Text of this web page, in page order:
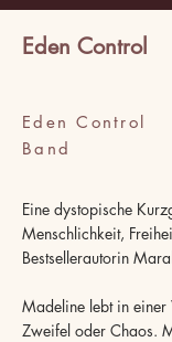
Eden Control
Eden Control
Band
Eine dystopische
Menschlichkeit,
Bestsellerautorin
Madeline lebt in einer
Zweifel oder Chaos.